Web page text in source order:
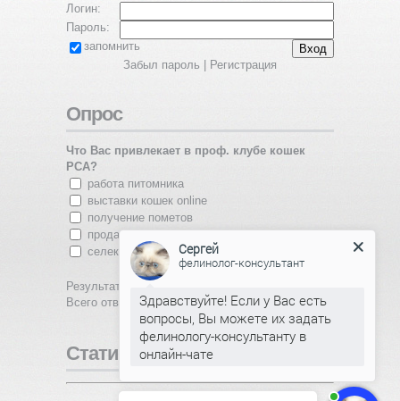
Логин:
Пароль:
запомнить
Забыл пароль | Регистрация
Опрос
Что Вас привлекает в проф. клубе кошек
PCA?
работа питомника
выставки кошек online
получение пометов
продажа котят
селекционная работа
Результаты
Всего ответов:350
Статистика
Сергей
фелинолог-консультант
Здравствуйте! Если у Вас есть
вопросы, Вы можете их задать
фелинологу-консультанту в
онлайн-чате